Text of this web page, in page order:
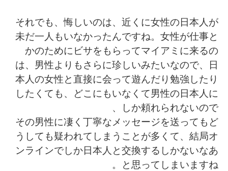
Türkçe Tiếng Việt
Português
それでも、悔しいのは、近くに女性の日本人が
未だ一人もいなかったんですね。女性が仕事と
かのためにビサをもらってマイアミに来るの
は、男性よりもさらに珍しいみたいなので、日
本人の女性と直接に会って遊んだり勉強したり
したくても、どこにもいなくて男性の日本人に
しか頼れられないので、
その男性に凄く丁寧なメッセージを送ってもど
うしても疑われてしまうことが多くて、結局オ
ンラインでしか日本人と交換するしかないなあ
と思ってしまいますね。